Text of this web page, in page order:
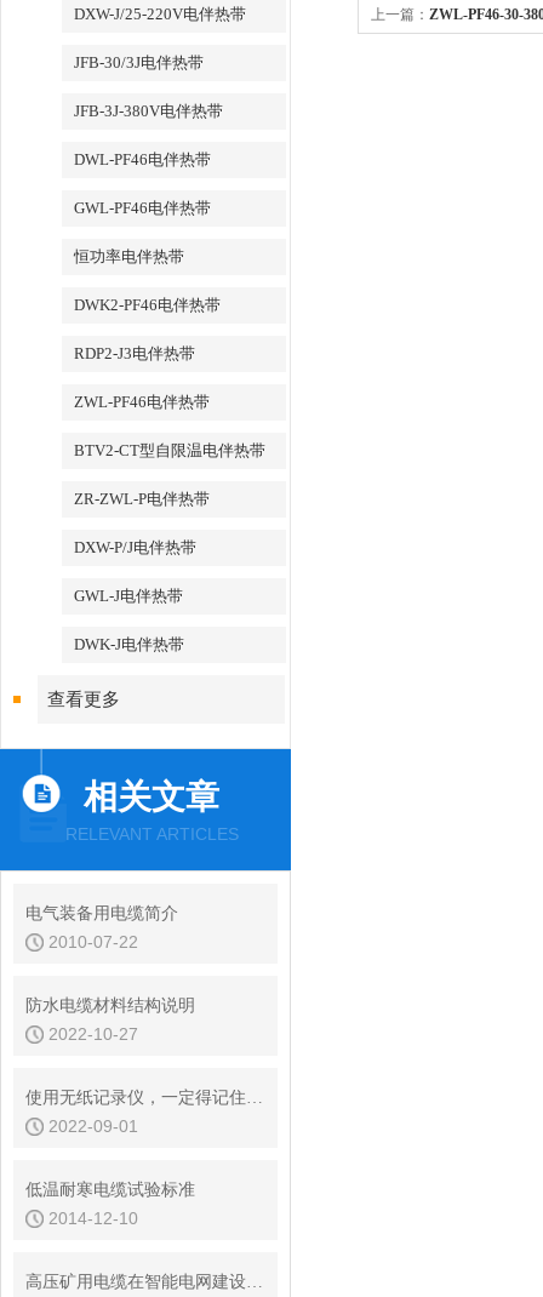
DXW-J/25-220V电伴热带
JFB-30/3J电伴热带
JFB-3J-380V电伴热带
DWL-PF46电伴热带
GWL-PF46电伴热带
恒功率电伴热带
DWK2-PF46电伴热带
RDP2-J3电伴热带
ZWL-PF46电伴热带
BTV2-CT型自限温电伴热带
ZR-ZWL-P电伴热带
DXW-P/J电伴热带
GWL-J电伴热带
DWK-J电伴热带
查看更多
相关文章
RELEVANT ARTICLES
电气装备用电缆简介
2010-07-22
防水电缆材料结构说明
2022-10-27
使用无纸记录仪，一定得记住这几点！
2022-09-01
低温耐寒电缆试验标准
2014-12-10
高压矿用电缆在智能电网建设中的重要作用
上一篇： ZWL-PF46-30-